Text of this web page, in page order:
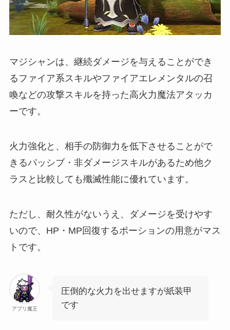
マジシャンは、継続ダメージを与えることができ
るファイア系スキルやファイアエレメンタルの召
喚などの攻撃スキルを持った高火力魔法アタッカ
ーです。
火力強化と、相手の防御力を低下させることがで
きるパッシブ・非ダメージスキルがあるため他ク
ラスと比較しても殲滅性能に優れています。
ただし、耐久性がないうえ、ダメージを受けやす
いので、HP・MP回復するポーションの用意がマス
トです。
アプリ魔王
圧倒的な火力を出せますが紙装甲
です